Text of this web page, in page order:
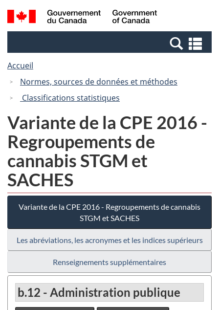
Passer
au
Passer
à
Canada
Recherche
et
et
Accueil
Normes, sources de données et méthodes
Classifications statistiques
Variante de la CPE 2016 -
Regroupements de
cannabis STGM et
SACHES
Variante de la CPE 2016 - Regroupements de cannabis
STGM et SACHES
Les abréviations, les acronymes et les indices supérieurs
Renseignements supplémentaires
b.12 - Administration publique